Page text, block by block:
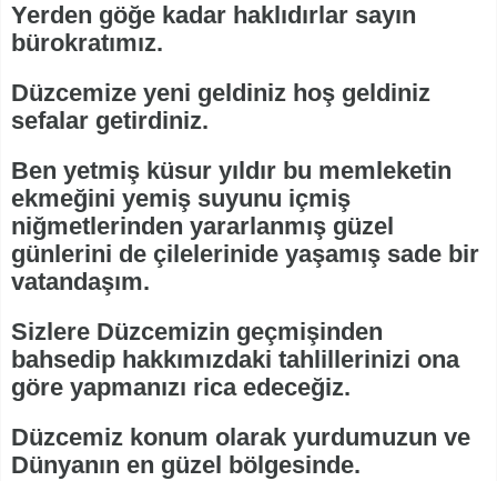
Yerden göğe kadar haklıdırlar sayın
bürokratımız.
Düzcemize yeni geldiniz hoş geldiniz
sefalar getirdiniz.
Ben yetmiş küsur yıldır bu memleketin
ekmeğini yemiş suyunu içmiş
niğmetlerinden yararlanmış güzel
günlerini de çilelerinide yaşamış sade bir
vatandaşım.
Sizlere Düzcemizin geçmişinden
bahsedip hakkımızdaki tahlillerinizi ona
göre yapmanızı rica edeceğiz.
Düzcemiz konum olarak yurdumuzun ve
Dünyanın en güzel bölgesinde.